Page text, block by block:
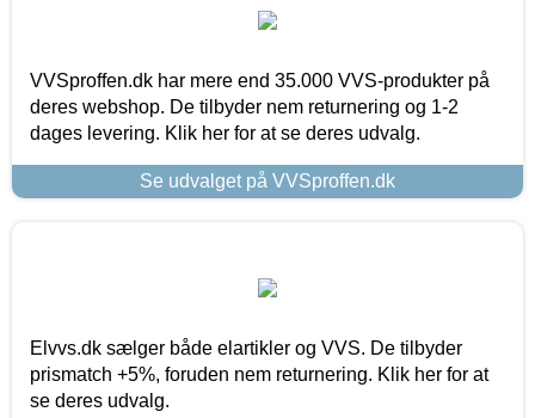
VVSproffen.dk har mere end 35.000 VVS-produkter på
deres webshop. De tilbyder nem returnering og 1-2
dages levering. Klik her for at se deres udvalg.
Se udvalget på VVSproffen.dk
Elvvs.dk sælger både elartikler og VVS. De tilbyder
prismatch +5%, foruden nem returnering. Klik her for at
se deres udvalg.